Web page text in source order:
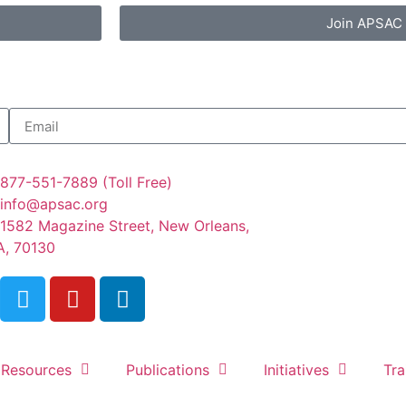
Join APSAC
877-551-7889 (Toll Free)
info@apsac.org
1582 Magazine Street, New Orleans,
70130
Resources Publications Initiatives